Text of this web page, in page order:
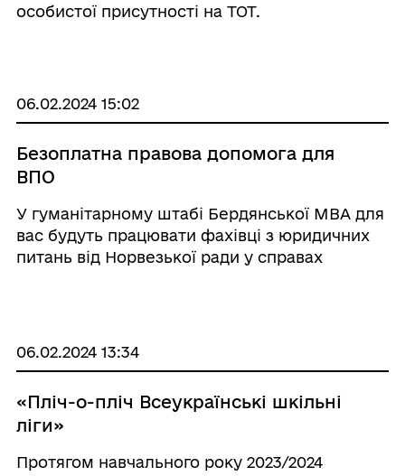
особистої присутності на ТОТ.
06.02.2024 15:02
Безоплатна правова допомога для
ВПО
У гуманітарному штабі Бердянської МВА для
вас будуть працювати фахівці з юридичних
питань від Норвезької ради у справах
06.02.2024 13:34
«Пліч-о-пліч Всеукраїнські шкільні
ліги»
Протягом навчального року 2023/2024